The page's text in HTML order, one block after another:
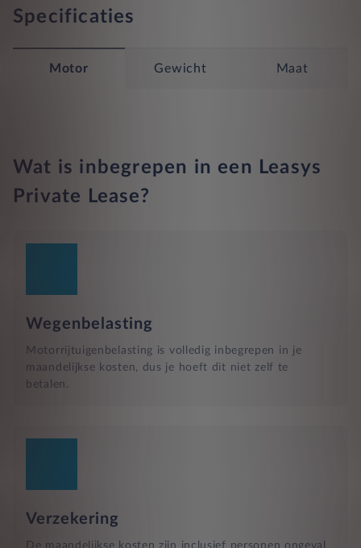
Specificaties
Motor Gewicht Maat
Wat is inbegrepen in een Leasys
Private Lease?
Wegenbelasting
Motorrijtuigenbelasting is volledig inbegrepen in je
maandelijkse kosten, dus je hoeft dit niet zelf te
betalen.
Verzekering
De maandelijkse kosten zijn inclusief personen ongeval